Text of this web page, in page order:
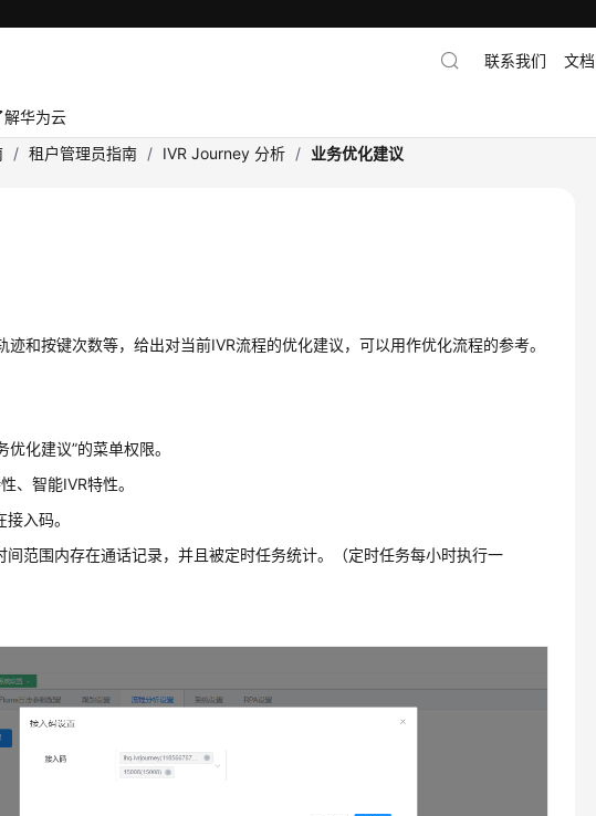
解华为云
联系我们 文档
/ 租户管理员指南 / IVR Journey 分析 / 业务优化建议
和按键次数等，给出对当前IVR流程的优化建议，可以用作优化流程的参考。
化建议”的菜单权限。
、智能IVR特性。
入码。
间范围内存在通话记录，并且被定时任务统计。（定时任务每小时执行一